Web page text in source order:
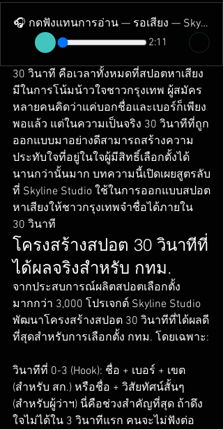
🎧 กดฟังแทนการอ่าน — รอเสียง — Skyline Studio
2:11
30 วินาที คือเวลาทั้งหมดที่สปอตหาเสียง
มีในการโน้มน้าวใจชาวกรุงเทพ ผู้สมัคร
หลายคนคิดว่าแค่บอกชื่อและเบอร์ก็เพียง
พอแล้ว แต่ในความเป็นจริง 30 วินาทีที่ถูก
ออกแบบมาอย่างดีสามารถสร้างความ
ประทับใจที่อยู่ในใจผู้มีสิทธิ์เลือกตั้งได้
นานกว่านั้นมาก บทความนี้เปิดเผยสูตรลับ
ที่ Skyline Studio ใช้ในการออกแบบสปอต
หาเสียงให้ชาวกรุงเทพจำชื่อได้ภายใน
30 วินาที
โครงสร้างสปอต 30 วินาทีที่
ได้ผลจริงสำหรับ กทม.
จากประสบการณ์ผลิตสปอตเลือกตั้ง
มากกว่า 3,000 โปรเจกต์ Skyline Studio
พัฒนาโครงสร้างสปอต 30 วินาทีที่ได้ผลดี
ที่สุดสำหรับการเลือกตั้ง กทม. โดยเฉพาะ:
วินาทีที่ 0-3 (Hook): ชื่อ + เบอร์ + เขต
(สำหรับ สก.) หรือชื่อ + วิสัยทัศน์สั้นๆ
(สำหรับผู้ว่าฯ) นี่คือช่วงสำคัญที่สุด ถ้าดึง
ใจไม่ได้ใน 3 วินาทีแรก คนจะไม่ฟังต่อ